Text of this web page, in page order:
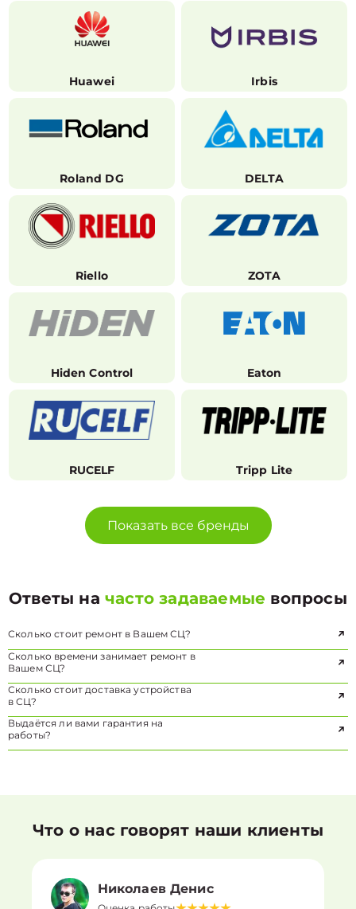
Huawei Irbis
Roland DG DELTA
Riello ZOTA
Hiden Control Eaton
RUCELF Tripp Lite
Показать все бренды
Ответы начасто задаваемые вопросы
Сколько стоит ремонт в Вашем СЦ?
Сколько времени занимает ремонт в
Вашем СЦ?
Сколько стоит доставка устройства
в СЦ?
Выдаётся ли вами гарантия на
работы?
Что о нас говорят наши клиенты
Николаев Денис